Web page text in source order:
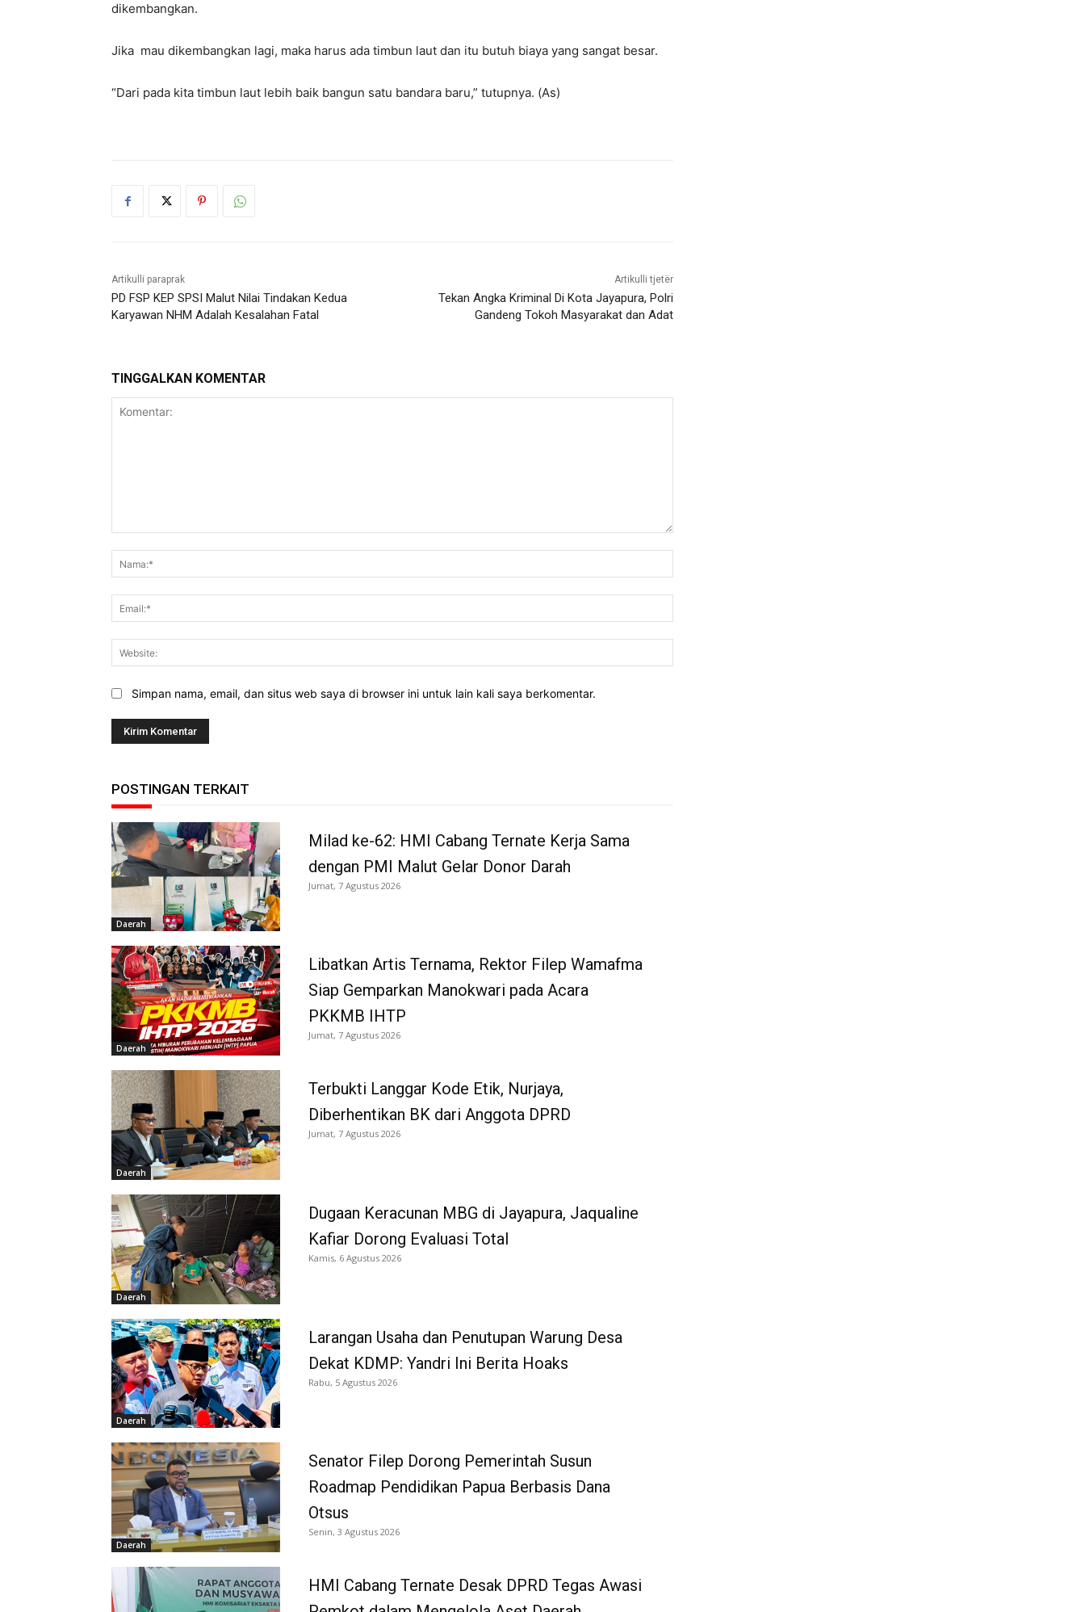
dikembangkan.
Jika mau dikembangkan lagi, maka harus ada timbun laut dan itu butuh biaya yang sangat besar.
“Dari pada kita timbun laut lebih baik bangun satu bandara baru,” tutupnya. (As)
Artikulli paraprak
PD FSP KEP SPSI Malut Nilai Tindakan Kedua
Karyawan NHM Adalah Kesalahan Fatal
Artikulli tjetër
Tekan Angka Kriminal Di Kota Jayapura, Polri
Gandeng Tokoh Masyarakat dan Adat
TINGGALKAN KOMENTAR
Simpan nama, email, dan situs web saya di browser ini untuk lain kali saya berkomentar.
POSTINGAN TERKAIT
Daerah
Milad ke-62: HMI Cabang Ternate Kerja Sama
dengan PMI Malut Gelar Donor Darah
Jumat, 7 Agustus 2026
Daerah
Libatkan Artis Ternama, Rektor Filep Wamafma
Siap Gemparkan Manokwari pada Acara
PKKMB IHTP
Jumat, 7 Agustus 2026
Daerah
Terbukti Langgar Kode Etik, Nurjaya,
Diberhentikan BK dari Anggota DPRD
Jumat, 7 Agustus 2026
Daerah
Dugaan Keracunan MBG di Jayapura, Jaqualine
Kafiar Dorong Evaluasi Total
Kamis, 6 Agustus 2026
Daerah
Larangan Usaha dan Penutupan Warung Desa
Dekat KDMP: Yandri Ini Berita Hoaks
Rabu, 5 Agustus 2026
Daerah
Senator Filep Dorong Pemerintah Susun
Roadmap Pendidikan Papua Berbasis Dana
Otsus
Senin, 3 Agustus 2026
HMI Cabang Ternate Desak DPRD Tegas Awasi